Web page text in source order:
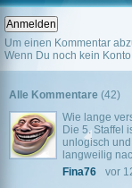
Um einen Kommentar
Wenn Du noch kein
Alle Kommentare (42)
Wie lange
Die 5. Staffel
unlogisch
langweilig
Fina76
vor